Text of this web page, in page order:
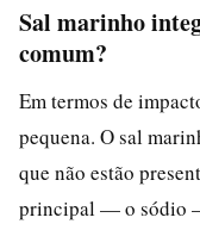
Sal marinho
comum?
Em termos de
pequena. O sal
que não estão
principal — o sódio